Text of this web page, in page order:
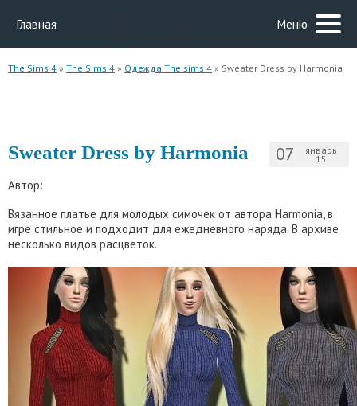
Главная Меню
The Sims 4 » The Sims 4 » Одежда The sims 4 » Sweater Dress by Harmonia
07 январь
15
Sweater Dress by Harmonia
Автор:
Вязанное платье для молодых симочек от автора Harmonia, в
игре стильное и подходит для ежедневного наряда. В архиве
несколько видов расцветок.